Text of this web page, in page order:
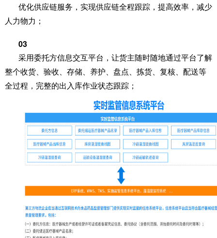
优化供应链服务，实现供应链全程跟踪，提高效率，减少
人力物力；
03
采用委托方信息交互平台，让货主随时随地通过平台了解
整个收货、验收、存储、养护、盘点、拣货、复核、配送等
全过程，完整的出入库作业状态跟踪；